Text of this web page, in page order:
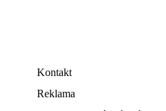
Kontakt
Reklama